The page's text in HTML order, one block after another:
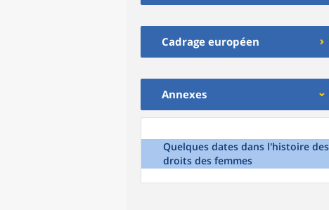
Cadrage européen
Annexes
Quelques dates dans l'histoire des
droits des femmes